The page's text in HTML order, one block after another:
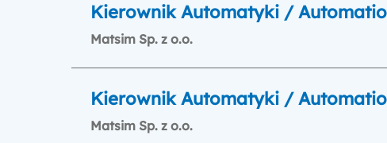
Kierownik Automatyki /
Matsim Sp. z o.o.
Kierownik Automatyki /
Matsim Sp. z o.o.